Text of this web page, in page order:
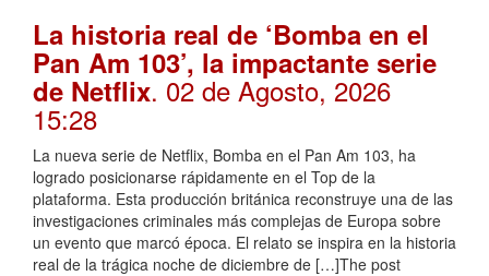
La historia real de ‘Bomba en el
Pan Am 103’, la impactante serie
de Netflix. 02 de Agosto, 2026
15:28
La nueva serie de Netflix, Bomba en el Pan Am 103, ha
logrado posicionarse rápidamente en el Top de la
plataforma. Esta producción británica reconstruye una de las
investigaciones criminales más complejas de Europa sobre
un evento que marcó época. El relato se inspira en la historia
real de la trágica noche de diciembre de […]The post